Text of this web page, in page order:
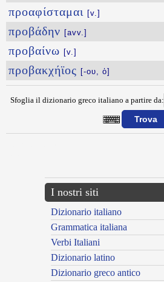
προαφίσταμαι [v.]
προβάδην [avv.]
προβαίνω [v.]
προβακχήϊος [-ου, ὁ]
Sfoglia il dizionario greco italiano a partire da:
I nostri siti
Dizionario italiano
Grammatica italiana
Verbi Italiani
Dizionario latino
Dizionario greco antico